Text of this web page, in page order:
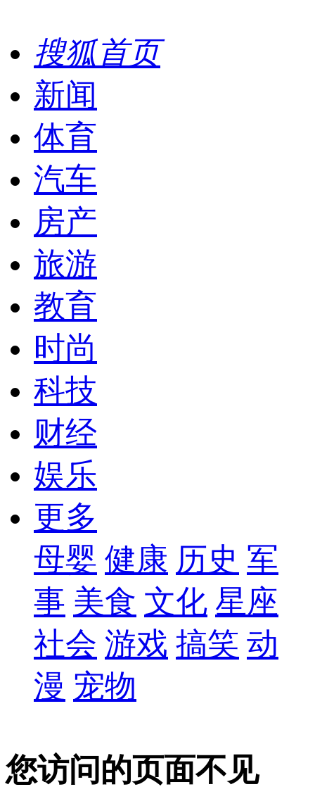
搜狐首页
新闻
体育
汽车
房产
旅游
教育
时尚
科技
财经
娱乐
更多
母婴 健康 历史 军
事 美食 文化 星座
社会 游戏 搞笑 动
漫 宠物
您访问的页面不见